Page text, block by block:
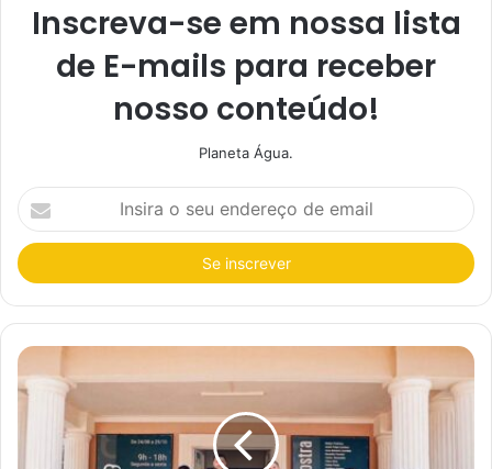
Inscreva-se em nossa lista
de E-mails para receber
nosso conteúdo!
Planeta Água.
I
n
i
r
a
u
n